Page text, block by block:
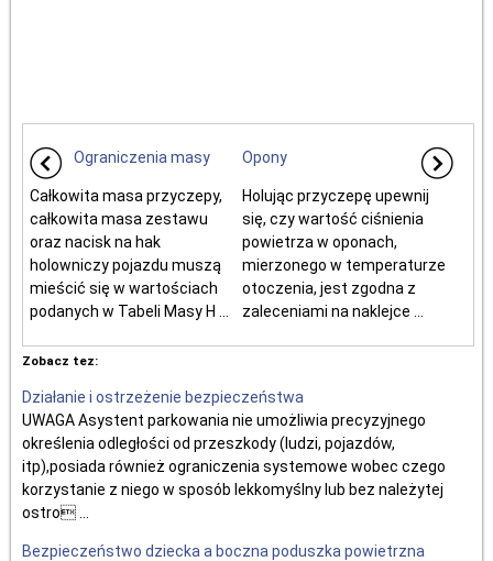
Ograniczenia masy
Całkowita masa przyczepy,
całkowita masa zestawu
oraz nacisk na hak
holowniczy pojazdu muszą
mieścić się w wartościach
podanych w Tabeli Masy H ...
Opony
Holując przyczepę upewnij
się, czy wartość ciśnienia
powietrza w oponach,
mierzonego w temperaturze
otoczenia, jest zgodna z
zaleceniami na naklejce ...
Zobacz tez:
Działanie i ostrzeżenie bezpieczeństwa
UWAGA Asystent parkowania nie umożliwia precyzyjnego
określenia odległości od przeszkody (ludzi, pojazdów,
itp),posiada również ograniczenia systemowe wobec czego
korzystanie z niego w sposób lekkomyślny lub bez należytej
ostro ...
Bezpieczeństwo dziecka a boczna poduszka powietrzna